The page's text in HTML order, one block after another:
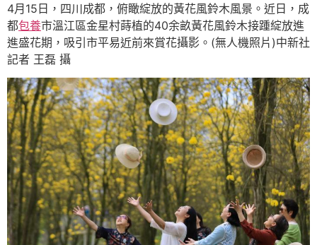
4月15日，四川成都，俯瞰綻放的黃花風鈴木風景。近日，成
都包養市溫江區金星村蒔植的40余畝黃花風鈴木接踵綻放進
進盛花期，吸引市平易近前來賞花攝影。(無人機照片)中新社
記者 王磊 攝